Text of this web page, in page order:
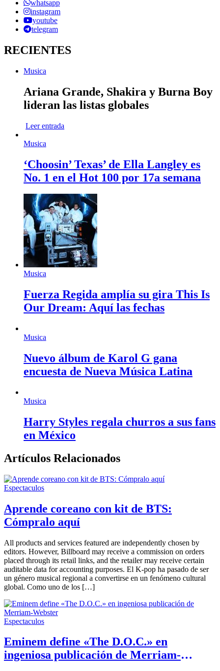
whatsapp
instagram
youtube
telegram
RECIENTES
Musica
Ariana Grande, Shakira y Burna Boy
lideran las listas globales
Leer entrada
Musica
‘Choosin’ Texas’ de Ella Langley es
No. 1 en el Hot 100 por 17a semana
Musica
Fuerza Regida amplía su gira This Is
Our Dream: Aquí las fechas
Musica
Nuevo álbum de Karol G gana
encuesta de Nueva Música Latina
Musica
Harry Styles regala churros a sus fans
en México
Artículos Relacionados
Espectaculos
Aprende coreano con kit de BTS:
Cómpralo aquí
All products and services featured are independently chosen by
editors. However, Billboard may receive a commission on orders
placed through its retail links, and the retailer may receive certain
auditable data for accounting purposes. El K-pop ha pasado de ser
un género musical regional a convertirse en un fenómeno cultural
global. Como uno de los […]
Espectaculos
Eminem define «The D.O.C.» en
ingeniosa publicación de Merriam-